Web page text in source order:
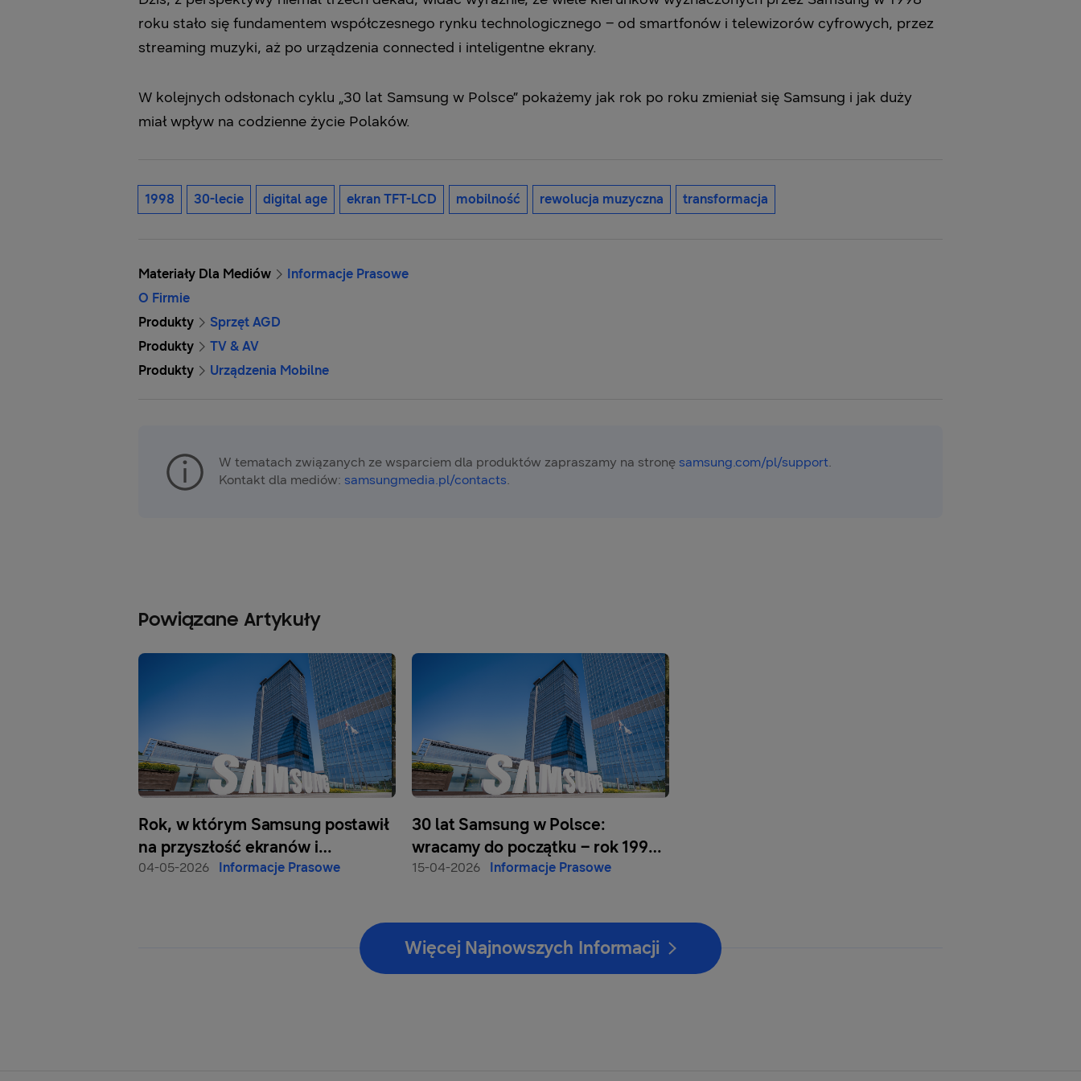
roku stało się fundamentem współczesnego rynku technologicznego – od smartfonów i telewizorów cyfrowych, przez
streaming muzyki, aż po urządzenia connected i inteligentne ekrany.
W kolejnych odsłonach cyklu „30 lat Samsung w Polsce” pokażemy jak rok po roku zmieniał się Samsung i jak duży
miał wpływ na codzienne życie Polaków.
1998 30-lecie digital age ekran TFT-LCD mobilność rewolucja muzyczna transformacja
Materiały Dla Mediów
Informacje Prasowe
O Firmie
Produkty
Sprzęt AGD
Produkty
TV & AV
Produkty
Urządzenia Mobilne
W tematach związanych ze wsparciem dla produktów zapraszamy na stronę samsung.com/pl/support.
Kontakt dla mediów: samsungmedia.pl/contacts.
Powiązane Artykuły
Rok, w którym Samsung postawił
na przyszłość ekranów i
cyfrowych doświadczeń
04-05-2026 Informacje Prasowe
30 lat Samsung w Polsce:
wracamy do początku – rok 1996 i
powstanie Samsung Electronics
15-04-2026 Informacje Prasowe
Więcej Najnowszych Informacji